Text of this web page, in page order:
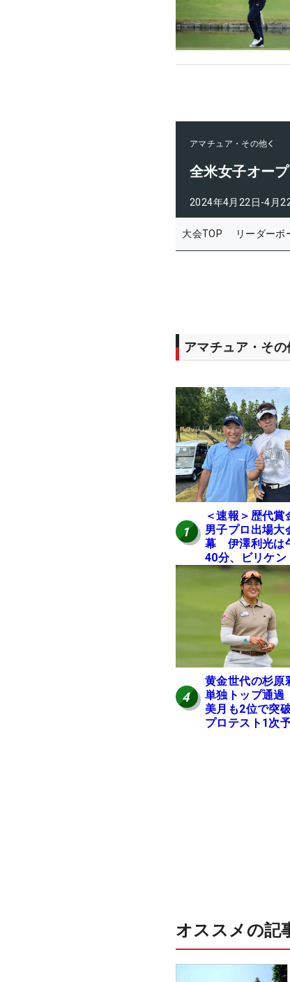
アマチュア・その他
全米女子オー
2024年4月22日-4月
大会TOP リーダーボ
アマチュア・そ
1
＜速報＞歴代賞
男子プロ出場大
幕 伊澤利光は
40分、ビリケン
佳則は午前9時
ィオフ【MAIN
JOYX OPEN】
4
黄金世代の杉原
単独トップ通
美月も2位で突
プロテスト1次
オススメの記